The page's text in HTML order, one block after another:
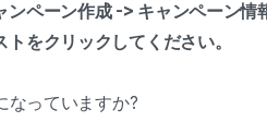
ンペーン作成 -> キャンペーン
をクリックしてください。
なっていますか?